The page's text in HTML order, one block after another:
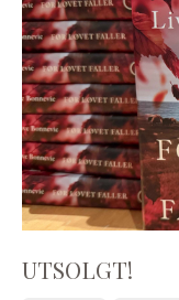
UTSOLGT!